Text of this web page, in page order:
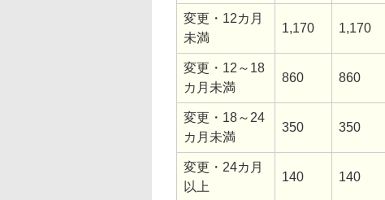
変更・12カ月
未満
1,170 1,170
変更・12～18
カ月未満
860 860
変更・18～24
カ月未満
350 350
変更・24カ月
以上
140 140